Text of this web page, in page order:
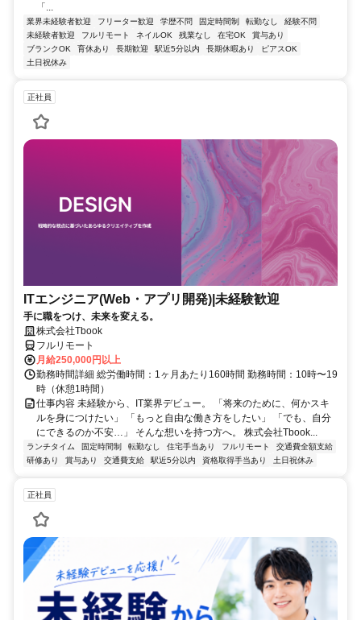
「...
業界未経験者歓迎 フリーター歓迎 学歴不問 固定時間制 転勤なし
経験不問
未経験者歓迎
フルリモート ネイルOK 残業なし 在宅OK
賞与あり
ブランクOK
育休あり 長期歓迎 駅近5分以内 長期休暇あり
ピアスOK
土日祝休み
正社員
ITエンジニア(Web・アプリ開発)|未経験歓迎
手に職をつけ、未来を変える。
株式会社Tbook
フルリモート
月給250,000円以上
勤務時間詳細 総労働時間：1ヶ月あたり160時間 勤務時間：10時〜19
時（休憩1時間）
仕事内容 未経験から、IT業界デビュー。 「将来のために、何かスキ
ルを身につけたい」 「もっと自由な働き方をしたい」 「でも、自分
にできるのか不安…」 そんな想いを持つ方へ。 株式会社Tbook...
ランチタイム 固定時間制 転勤なし 住宅手当あり フルリモート
交通費全額支給
研修あり
賞与あり 交通費支給 駅近5分以内 資格取得手当あり 土日祝休み
正社員